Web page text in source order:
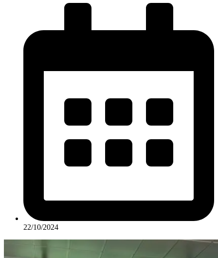
22/10/2024